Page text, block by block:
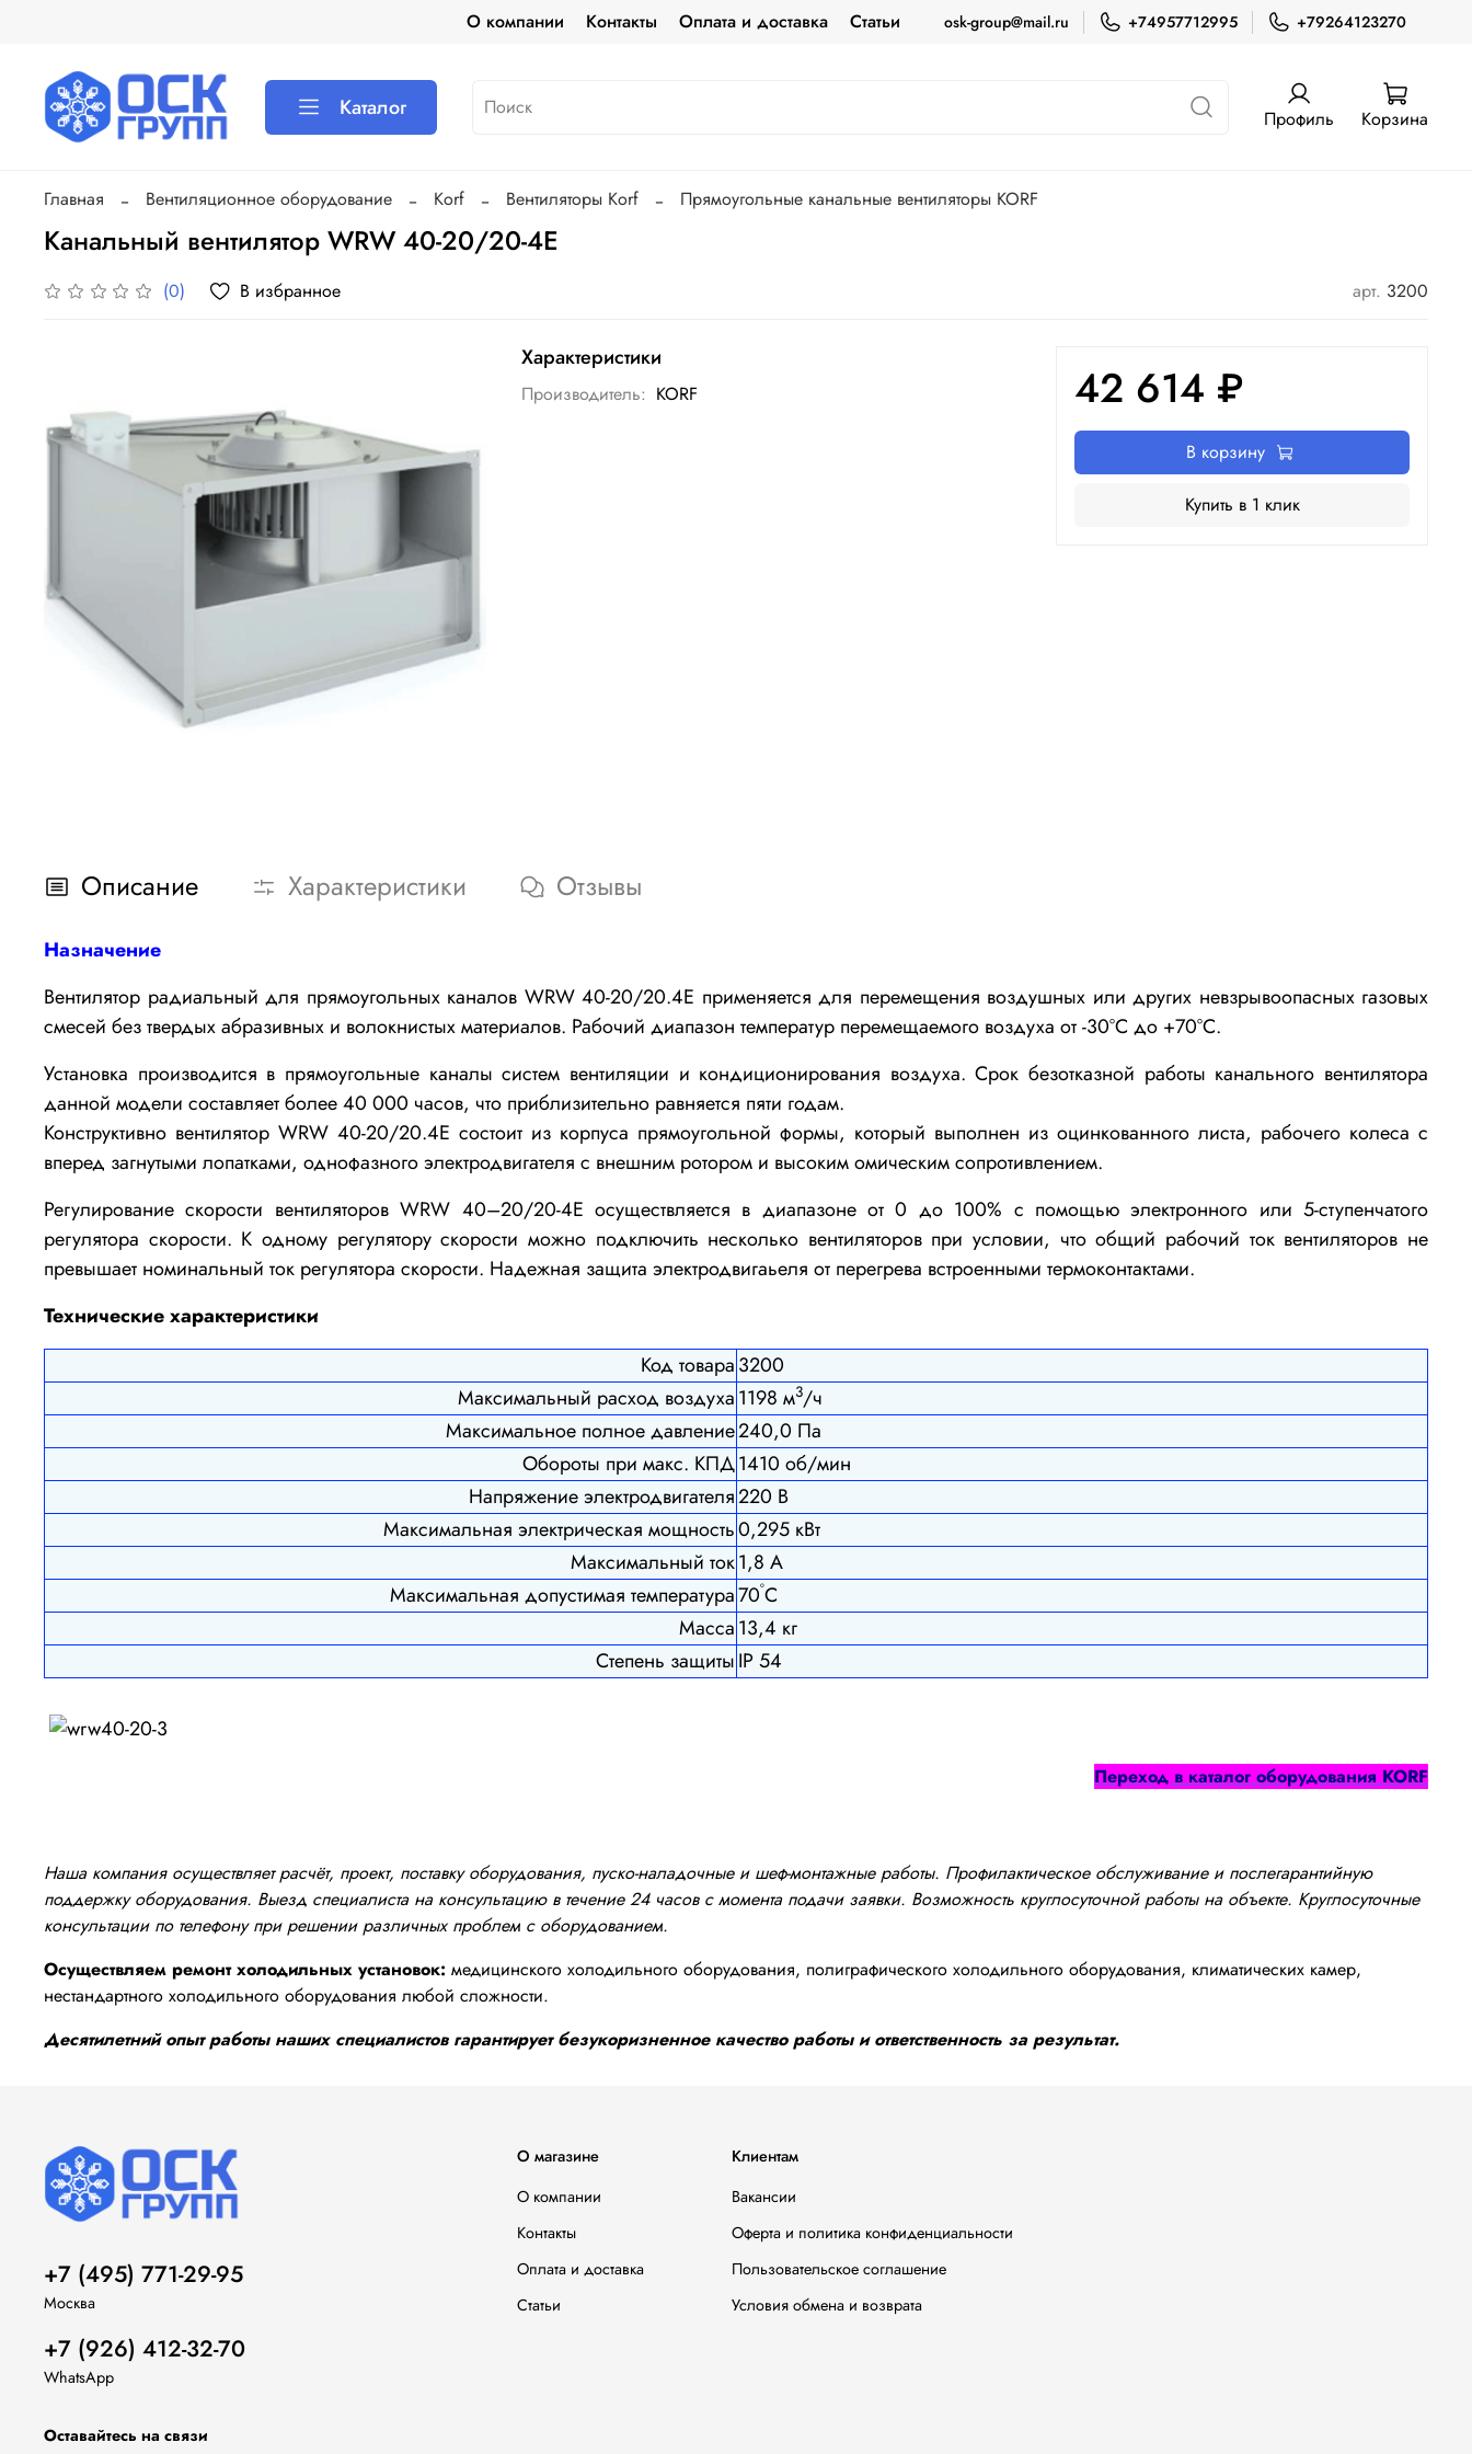
О компании Контакты Оплата и доставка Статьи osk-group@mail.ru +74957712995 +79264123270
Каталог Профиль Корзина
Главная Вентиляционное оборудование Korf Вентиляторы Korf Прямоугольные канальные вентиляторы KORF
Канальный вентилятор WRW 40-20/20-4E
(0) В избранное арт. 3200
Характеристики
Производитель: KORF 42 614 ₽
В корзину
Купить в 1 клик
Описание Характеристики Отзывы
Назначение
Вентилятор радиальный для прямоугольных каналов WRW 40-20/20.4E применяется для перемещения воздушных или других невзрывоопасных газовых
смесей без твердых абразивных и волокнистых материалов. Рабочий диапазон температур перемещаемого воздуха от -30°С до +70°С.
Установка производится в прямоугольные каналы систем вентиляции и кондиционирования воздуха. Срок безотказной работы канального вентилятора
данной модели составляет более 40 000 часов, что приблизительно равняется пяти годам.
Конструктивно вентилятор WRW 40-20/20.4E состоит из корпуса прямоугольной формы, который выполнен из оцинкованного листа, рабочего колеса с
вперед загнутыми лопатками, однофазного электродвигателя с внешним ротором и высоким омическим сопротивлением.
Регулирование скорости вентиляторов WRW 40–20/20-4E осуществляется в диапазоне от 0 до 100% с помощью электронного или 5-ступенчатого
регулятора скорости. К одному регулятору скорости можно подключить несколько вентиляторов при условии, что общий рабочий ток вентиляторов не
превышает номинальный ток регулятора скорости. Надежная защита электродвигаьеля от перегрева встроенными термоконтактами.
Технические характеристики
Код товара3200
Максимальный расход воздуха1198 м3/ч
Максимальное полное давление240,0 Па
Обороты при макс. КПД1410 об/мин
Напряжение электродвигателя220 В
Максимальная электрическая мощность0,295 кВт
Максимальный ток1,8 А
Максимальная допустимая температура70ºС
Масса13,4 кг
Степень защитыIP 54
Переход в каталог оборудования KORF
Наша компания осуществляет расчёт, проект, поставку оборудования, пуско-наладочные и шеф-монтажные работы. Профилактическое обслуживание и послегарантийную
поддержку оборудования. Выезд специалиста на консультацию в течение 24 часов с момента подачи заявки. Возможность круглосуточной работы на объекте. Круглосуточные
консультации по телефону при решении различных проблем с оборудованием.
Осуществляем ремонт холодильных установок: медицинского холодильного оборудования, полиграфического холодильного оборудования, климатических камер,
нестандартного холодильного оборудования любой сложности.
Десятилетний опыт работы наших специалистов гарантирует безукоризненное качество работы и ответственность за результат.
О магазине
О компании
Контакты
Оплата и доставка
Статьи
Клиентам
Вакансии
Оферта и политика конфиденциальности
Пользовательское соглашение
Условия обмена и возврата
+7 (495) 771-29-95
Москва
+7 (926) 412-32-70
WhatsApp
Оставайтесь на связи